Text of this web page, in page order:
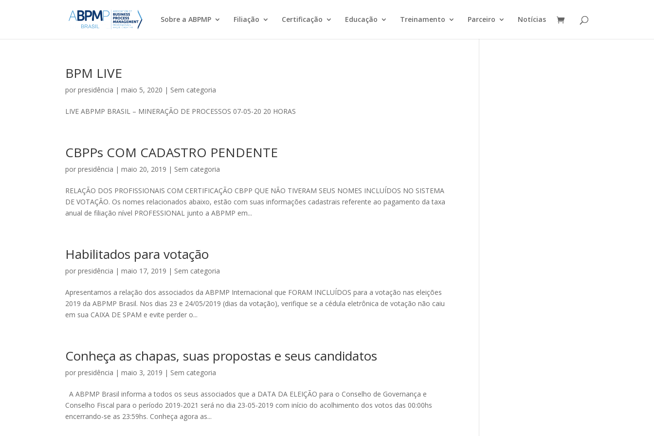
Sobre a ABPMP Filiação Certificação Educação Treinamento Parceiro Notícias
BPM LIVE
porpresidência |maio 5, 2020 | Sem categoria
LIVE ABPMP BRASIL – MINERAÇÃO DE PROCESSOS 07-05-20 20 HORAS
CBPPs COM CADASTRO PENDENTE
porpresidência |maio 20, 2019 | Sem categoria
RELAÇÃO DOS PROFISSIONAIS COM CERTIFICAÇÃO CBPP QUE NÃO TIVERAM SEUS NOMES INCLUÍDOS NO SISTEMA
DE VOTAÇÃO. Os nomes relacionados abaixo, estão com suas informações cadastrais referente ao pagamento da taxa
anual de filiação nível PROFESSIONAL junto a ABPMP em...
Habilitados para votação
porpresidência |maio 17, 2019 | Sem categoria
Apresentamos a relação dos associados da ABPMP Internacional que FORAM INCLUÍDOS para a votação nas eleições
2019 da ABPMP Brasil. Nos dias 23 e 24/05/2019 (dias da votação), verifique se a cédula eletrônica de votação não caiu
em sua CAIXA DE SPAM e evite perder o...
Conheça as chapas, suas propostas e seus candidatos
porpresidência |maio 3, 2019 | Sem categoria
A ABPMP Brasil informa a todos os seus associados que a DATA DA ELEIÇÃO para o Conselho de Governança e
Conselho Fiscal para o período 2019-2021 será no dia 23-05-2019 com início do acolhimento dos votos das 00:00hs
encerrando-se as 23:59hs. Conheça agora as...